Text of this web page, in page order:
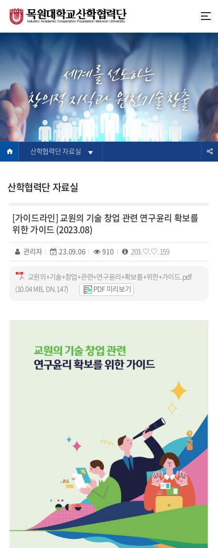
가
기
로
가
기
세계를 선도하는
창의적 지식과 원천기술 창출
산학협력단 자료실
산학협력단 자료실
[가이드라인] 교원의 기술 창업 관련 연구윤리 확보를
위한 가이드 (2023.08)
관리자 23.09.06 910 203.♡.♡.159
교원의+기술+창업+관련+연구윤리+확보를+위한+가이드.pdf
(10.04 MB, DN.147)
PDF 미리보기